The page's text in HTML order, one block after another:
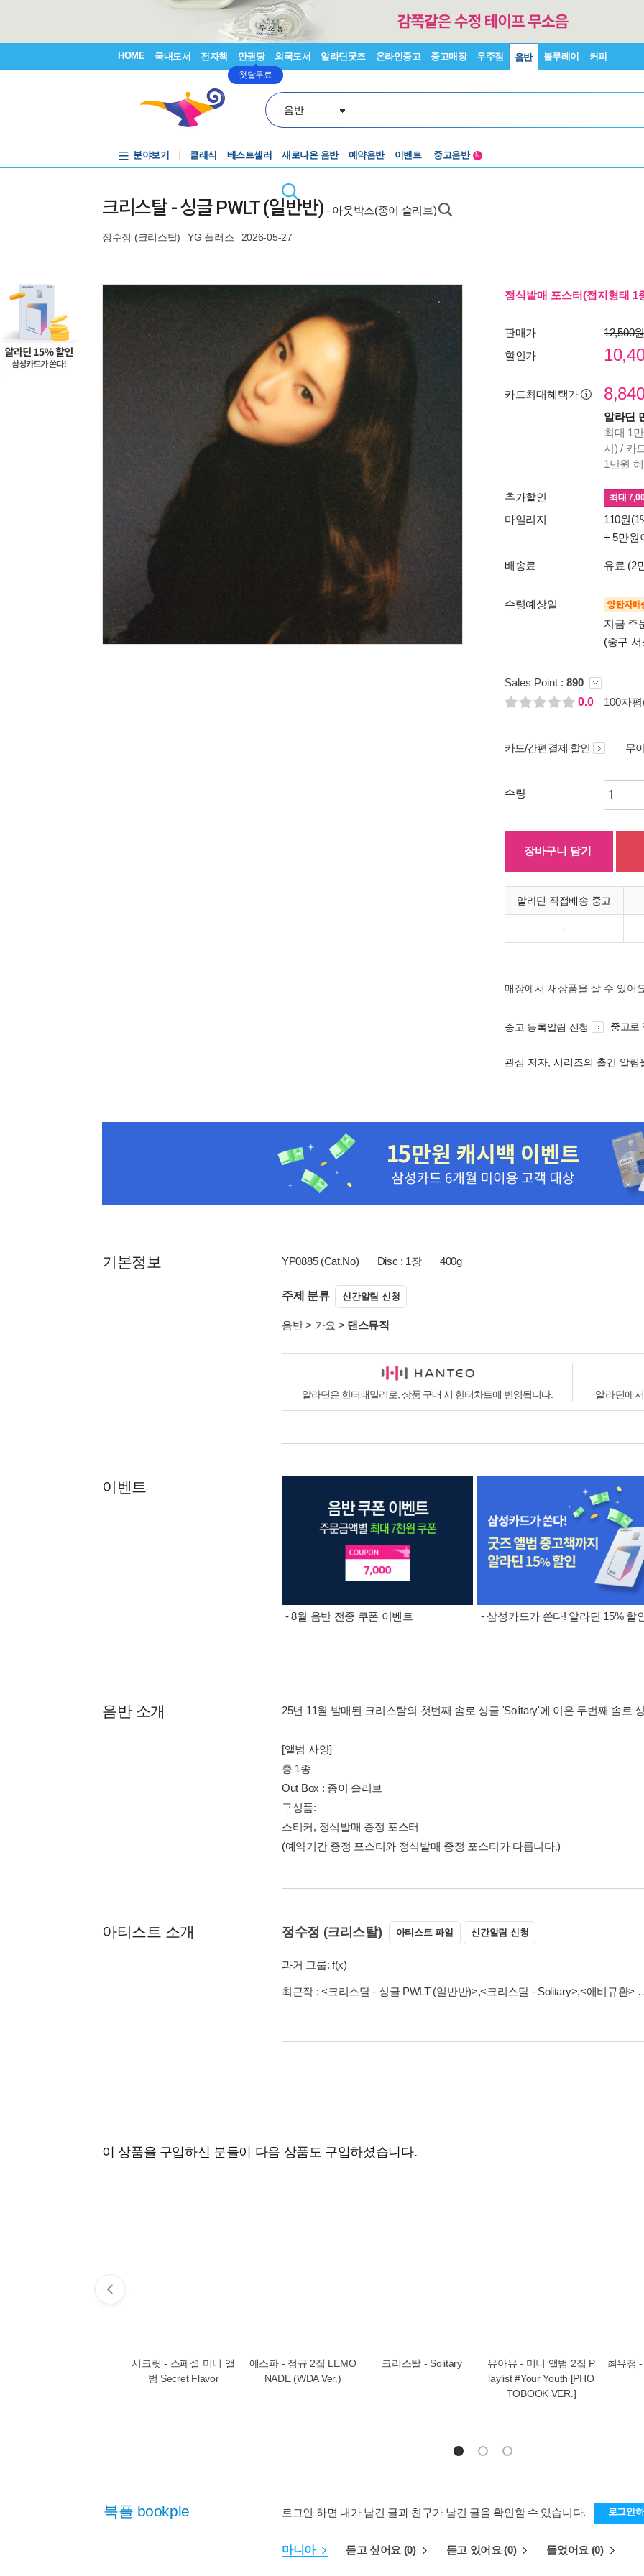
HOME 국내도서 전자책 만권당
첫달무료
외국도서 알라딘굿즈 온라인중고 중고매장 우주점 음반 블루레이 커피
음반
분야보기 클래식 베스트셀러 새로나온 음반 예약음반 이벤트
1천원부터
N
크리스탈 - 싱글 PWLT (일반반) - 아웃박스(종이 슬리브)
정수정 (크리스탈) YG 플러스 2026-05-27
정식발매 포스터(접지형태 1
판매가
12,500원
할인가
카드최대혜택가
알라딘
최대 1
시) / 카
1만원
추가할인 최대
마일리지 110원
+ 5만원
배송료 유료 (2
수령예상일 양탄자배
지금 주
(중구
Sales Point : 890
0.0
100자
카드/간편결제 할인 무
수량
장바구니 담기
알라딘 직접배송 중고
-
매장에서 새상품을 살 수 있어
중고 등록알림 신청 중고로
관심 저자, 시리즈의 출간 알림
기본정보 YP0885 (Cat.No) Disc : 1장 400g
주제 분류 신간알림 신청
음반> 가요 > 댄스뮤직
알라딘은 한터패밀리로, 상품 구매 시 한터차트에 반영됩니다. 알라딘에
이벤트
- 8월 음반 전종 쿠폰 이벤트 - 삼성카드가 쏜다! 알라딘 15% 할
음반 소개 25년 11월 발매된 크리스탈의 첫번째 솔로 싱글 'Solitary'에 이은 두번째 솔로
[앨범 사양]
총 1종
Out Box : 종이 슬리브
구성품:
스티커, 정식발매 증정 포스터
(예약기간 증정 포스터와 정식발매 증정 포스터가 다릅니다.)
아티스트 소개 정수정 (크리스탈) 아티스트 파일 신간알림 신청
과거 그룹: f(x)
최근작 :<크리스탈 - 싱글 PWLT (일반반)>,<크리스탈 - Solitary>,<애비규환>
이 상품을 구입하신 분들이 다음 상품도 구입하셨습니다.
시크릿 - 스페셜 미니 앨
범 Secret Flavor
에스파 - 정규 2집 LEMO
NADE (WDA Ver.)
크리스탈 - Solitary
유아유 - 미니 앨범 2집 P
laylist #Your Youth [PHO
TOBOOK VER.]
최유정
북플 bookple 로그인 하면 내가 남긴 글과 친구가 남긴 글을 확인할 수 있습니다. 로그인하
마니아 듣고 싶어요 (0) 듣고 있어요 (0) 들었어요 (0)